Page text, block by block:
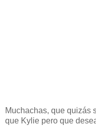
Muchachas, que quizás
que Kylie pero que